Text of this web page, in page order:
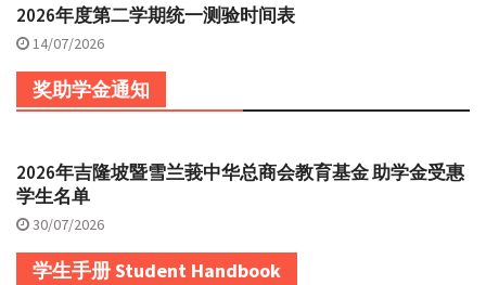
2026年度第二学期统一测验时间表
14/07/2026
奖助学金通知
2026年吉隆坡暨雪兰莪中华总商会教育基金 助学金受惠
学生名单
30/07/2026
学生手册 Student Handbook